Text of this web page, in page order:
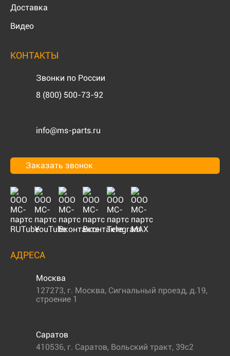
Доставка
Видео
КОНТАКТЫ
Звонки по России
8 (800) 500-73-92
info@ms-parts.ru
Заказать звонок
АДРЕСА
Москва
127273, г. Москва, Сигнальный проезд, д.19,
строение 1
Саратов
410536, г. Саратов, Вольский тракт, 39с2